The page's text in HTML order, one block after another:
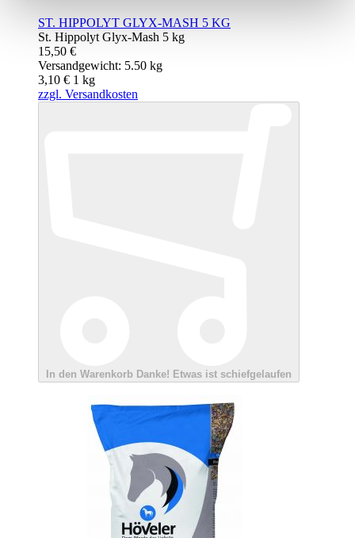
ST. HIPPOLYT GLYX-MASH 5 KG
St. Hippolyt Glyx-Mash 5 kg
15,50 €
Versandgewicht: 5.50 kg
3,10 € 1 kg
zzgl. Versandkosten
In den Warenkorb Danke! Etwas ist schiefgelaufen